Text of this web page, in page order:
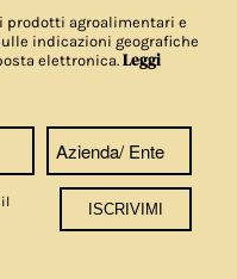
agroalimentari e
indicazioni geografiche
elettronica.Leggi
il